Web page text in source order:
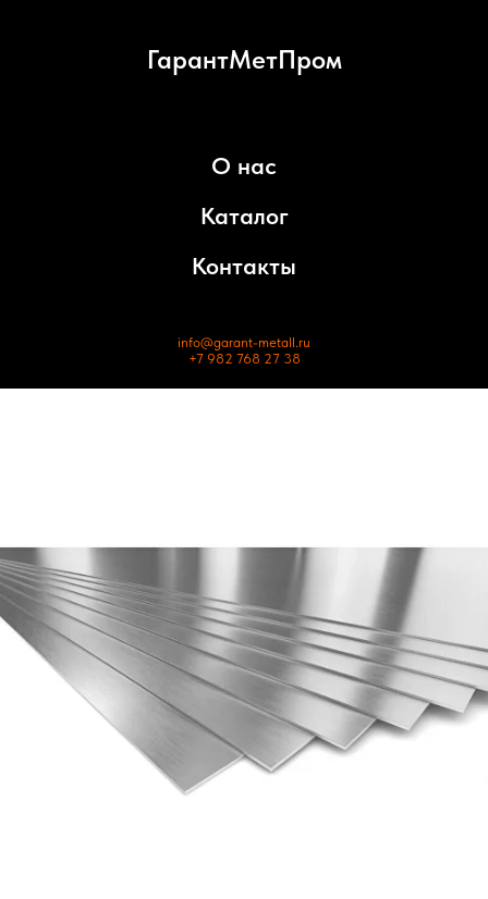
ГарантМетПром
О нас
Каталог
Контакты
info@garant-metall.ru
+7 982 768 27 38